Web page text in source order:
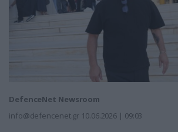
DefenceNet Newsroom
info@defencenet.gr 10.06.2026 | 09:03